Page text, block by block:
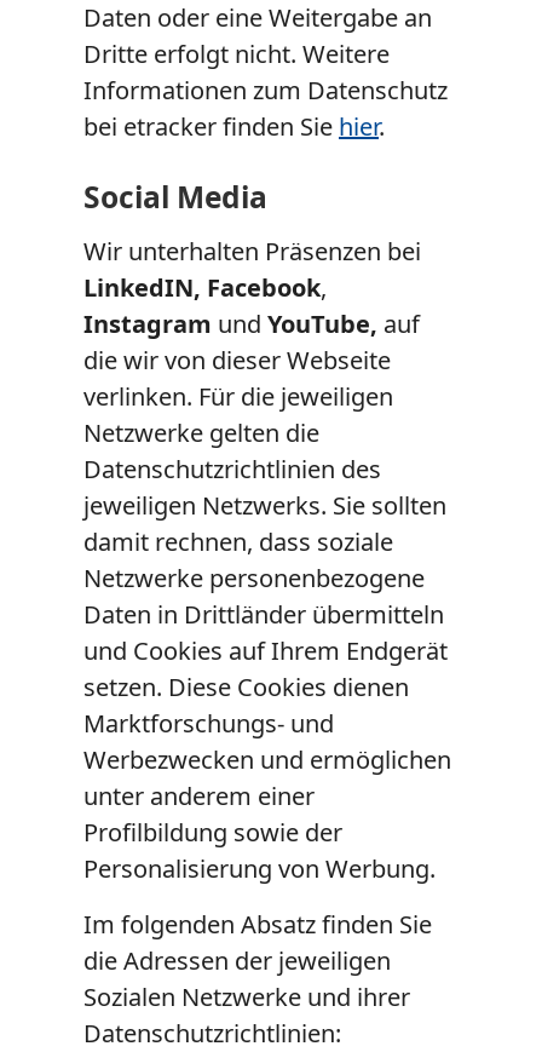
Daten oder eine Weitergabe an
Dritte erfolgt nicht. Weitere
Informationen zum Datenschutz
bei etracker finden Sie hier.
Social Media
Wir unterhalten Präsenzen bei
LinkedIN, Facebook,
Instagram und YouTube, auf
die wir von dieser Webseite
verlinken. Für die jeweiligen
Netzwerke gelten die
Datenschutzrichtlinien des
jeweiligen Netzwerks. Sie sollten
damit rechnen, dass soziale
Netzwerke personenbezogene
Daten in Drittländer übermitteln
und Cookies auf Ihrem Endgerät
setzen. Diese Cookies dienen
Marktforschungs- und
Werbezwecken und ermöglichen
unter anderem einer
Profilbildung sowie der
Personalisierung von Werbung.
Im folgenden Absatz finden Sie
die Adressen der jeweiligen
Sozialen Netzwerke und ihrer
Datenschutzrichtlinien: